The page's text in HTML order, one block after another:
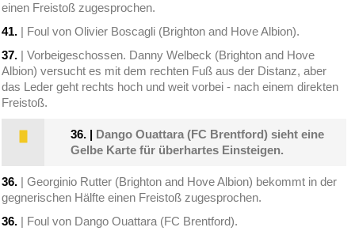
einen Freistoß zugesprochen.
41. | Foul von Olivier Boscagli (Brighton and Hove Albion).
37. | Vorbeigeschossen. Danny Welbeck (Brighton and Hove
Albion) versucht es mit dem rechten Fuß aus der Distanz, aber
das Leder geht rechts hoch und weit vorbei - nach einem direkten
Freistoß.
36. | Dango Ouattara (FC Brentford) sieht eine
Gelbe Karte für überhartes Einsteigen.
36. | Georginio Rutter (Brighton and Hove Albion) bekommt in der
gegnerischen Hälfte einen Freistoß zugesprochen.
36. | Foul von Dango Ouattara (FC Brentford).